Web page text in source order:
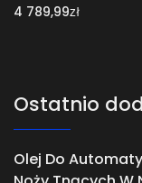
4 789,99zł
Ostatnio
Olej Do